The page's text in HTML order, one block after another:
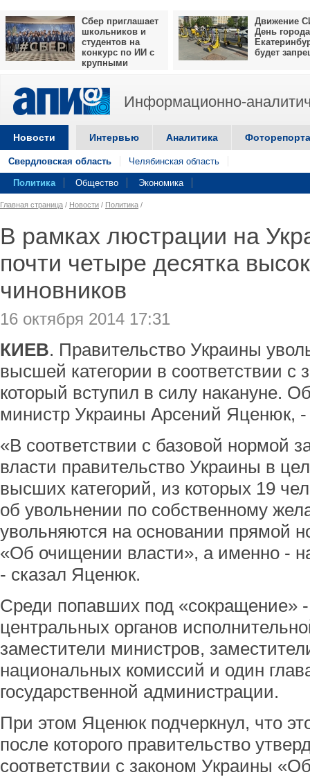
Сбер приглашает
школьников и
студентов на
конкурс по ИИ с
крупными
Движение
День города
будет
Информационно-
Новости Интервью Аналитика
Свердловская область Челябинская область
Политика Общество Экономика
Главная страница / Новости / Политика /
В рамках люстрации на
почти четыре десятка
чиновников
16 октября 2014 17:31
КИЕВ. Правительство Украины
высшей категории в соответствии с
который вступил в силу накануне.
министр Украины Арсений Яценюк,
«В соответствии с базовой нормой
власти правительство Украины в
высших категорий, из которых 19
об увольнении по собственному
увольняются на основании прямой
«Об очищении власти», а именно -
- сказал Яценюк.
Среди попавших под «сокращение» -
центральных органов
заместители министров,
национальных комиссий и один
государственной администрации.
При этом Яценюк подчеркнул, что
после которого правительство
соответствии с законом Украины